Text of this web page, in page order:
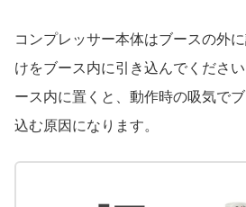
コンプレッサー本体はブースの外
けをブース内に引き込んでくださ
ース内に置くと、動作時の吸気で
込む原因になります。